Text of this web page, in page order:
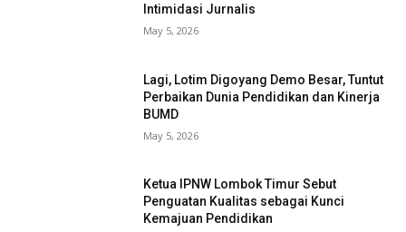
Intimidasi Jurnalis
May 5, 2026
Lagi, Lotim Digoyang Demo Besar, Tuntut
Perbaikan Dunia Pendidikan dan Kinerja
BUMD
May 5, 2026
Ketua IPNW Lombok Timur Sebut
Penguatan Kualitas sebagai Kunci
Kemajuan Pendidikan